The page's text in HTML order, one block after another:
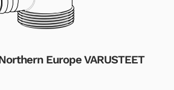
Europe VARUSTEET